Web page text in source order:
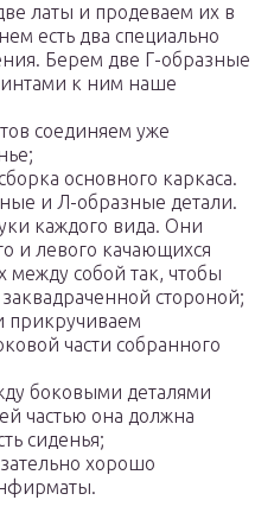
латы и продеваем их в
есть два специально
Берем две Г-образные
к ним наше
соединяем уже
основного каркаса.
и Л-образные детали.
каждого вида. Они
и левого качающихся
между собой так, чтобы
стороной;
части собранного
боковыми деталями
частью она должна
сиденья;
хорошо